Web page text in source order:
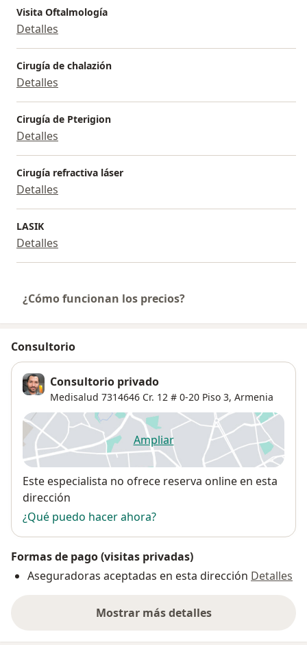
Visita Oftalmología
Detalles
Cirugía de chalazión
Detalles
Cirugía de Pterigion
Detalles
Cirugía refractiva láser
Detalles
LASIK
Detalles
¿Cómo funcionan los precios?
Consultorio
Consultorio privado
Medisalud 7314646 Cr. 12 # 0-20 Piso 3, Armenia
Ampliarse abre en una nueva
Disponibilidad
Este especialista no ofrece reserva online en esta
dirección
¿Qué puedo hacer ahora?
Formas de pago (visitas privadas)
Aseguradoras aceptadas en esta dirección Detalles
Mostrar más detalles
sobre la dirección